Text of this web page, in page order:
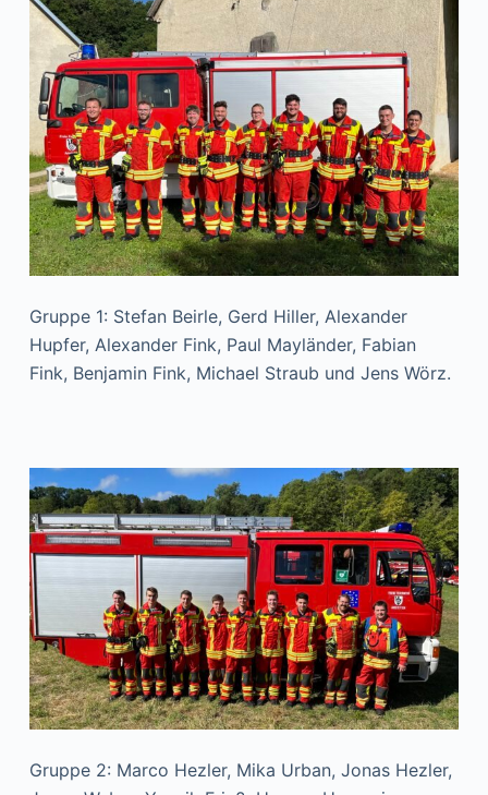
Gruppe 1: Stefan Beirle, Gerd Hiller, Alexander
Hupfer, Alexander Fink, Paul Mayländer, Fabian
Fink, Benjamin Fink, Michael Straub und Jens Wörz.
Gruppe 2: Marco Hezler, Mika Urban, Jonas Hezler,